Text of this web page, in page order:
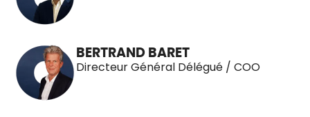
BERTRAND BARET
Directeur Général Délégué / COO